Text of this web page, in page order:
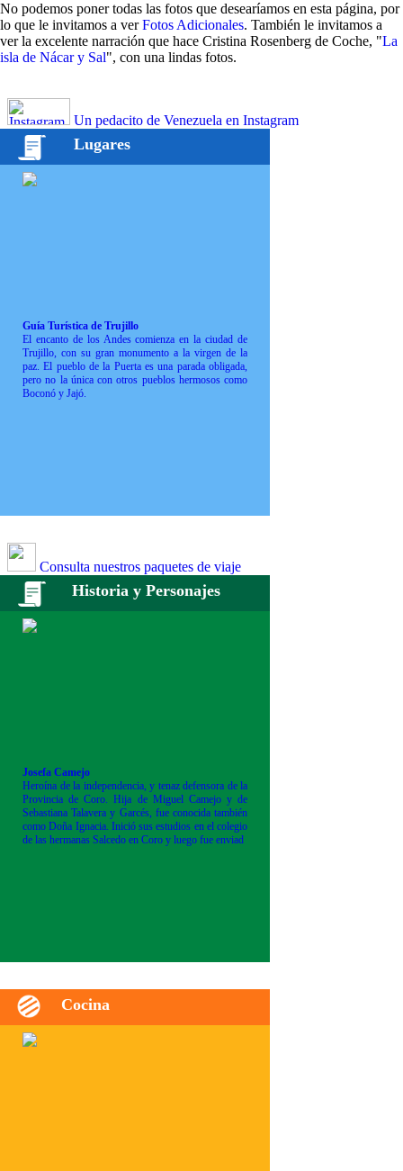
No podemos poner todas las fotos que desearíamos en esta página, por
lo que le invitamos a verFotos Adicionales. También le invitamos a
ver la excelente narración que hace Cristina Rosenberg de Coche, "La
isla de Nácar y Sal", con una lindas fotos.
Un pedacito de Venezuela en Instagram
Lugares
Guía Turística de Trujillo
El encanto de los Andes comienza en la ciudad de
Trujillo, con su gran monumento a la virgen de la
paz. El pueblo de la Puerta es una parada obligada,
pero no la única con otros pueblos hermosos como
Boconó y Jajó.
Consulta nuestros paquetes de viaje
Historia y Personajes
Josefa Camejo
Heroína de la independencia, y tenaz defensora de la
Provincia de Coro. Hija de Miguel Camejo y de
Sebastiana Talavera y Garcés, fue conocida también
como Doña Ignacia. Inició sus estudios en el colegio
de las hermanas Salcedo en Coro y luego fue enviad
Cocina